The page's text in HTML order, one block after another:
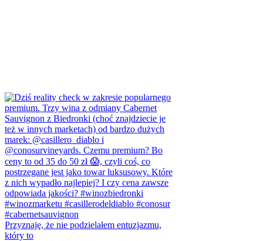
Przyznaję, że nie podzielałem entuzjazmu,
który to